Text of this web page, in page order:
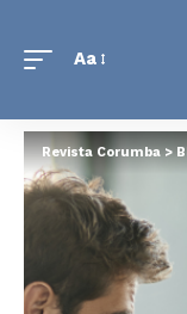
Aa
Revista Corumba >